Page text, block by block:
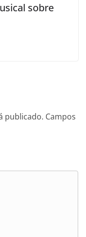
sobre
publicado. Campos